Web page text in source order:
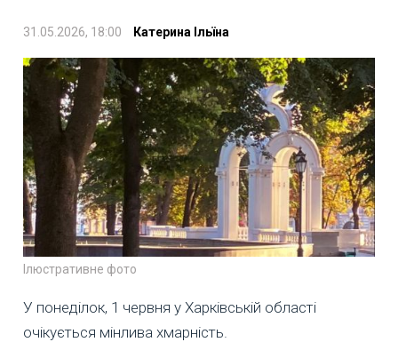
31.05.2026, 18:00 Катерина Ільїна
Ілюстративне фото
У понеділок, 1 червня у Харківській області
очікується мінлива хмарність.